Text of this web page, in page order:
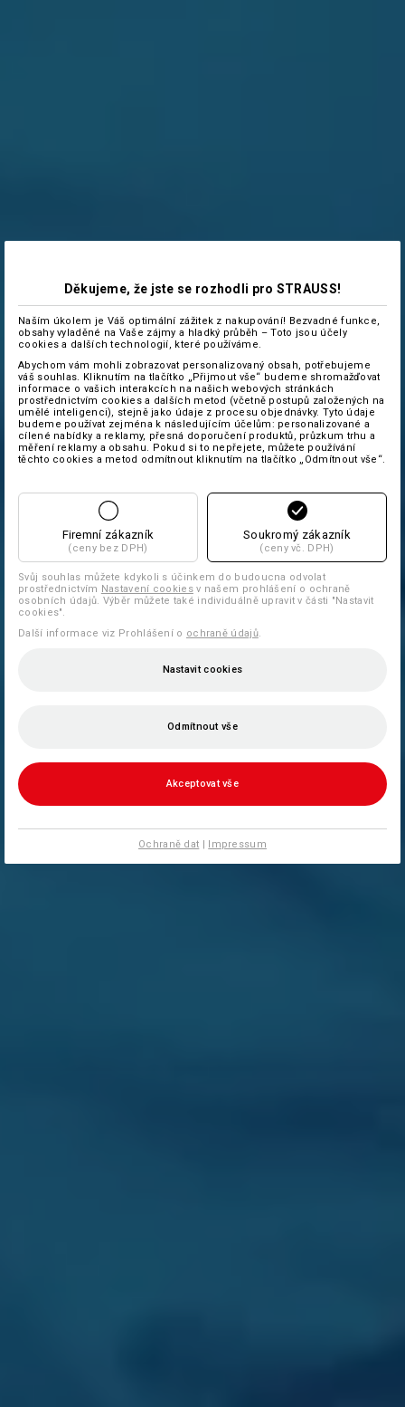
Děkujeme, že jste se rozhodli pro STRAUSS!
Naším úkolem je Váš optimální zážitek z nakupování! Bezvadné funkce,
obsahy vyladěné na Vaše zájmy a hladký průběh – Toto jsou účely
cookies a dalších technologií, které používáme.
Abychom vám mohli zobrazovat personalizovaný obsah, potřebujeme
váš souhlas. Kliknutím na tlačítko „Přijmout vše“ budeme shromažďovat
informace o vašich interakcích na našich webových stránkách
prostřednictvím cookies a dalších metod (včetně postupů založených na
umělé inteligenci), stejně jako údaje z procesu objednávky. Tyto údaje
budeme používat zejména k následujícím účelům: personalizované a
cílené nabídky a reklamy, přesná doporučení produktů, průzkum trhu a
měření reklamy a obsahu. Pokud si to nepřejete, můžete používání
těchto cookies a metod odmítnout kliknutím na tlačítko „Odmítnout vše“.
Firemní zákazník
(ceny bez DPH)
Soukromý zákazník
(ceny vč. DPH)
Svůj souhlas můžete kdykoli s účinkem do budoucna odvolat
prostřednictvím Nastavení cookiesv našem prohlášení o ochraně
osobních údajů. Výběr můžete také individuálně upravit v části "Nastavit
cookies".
Další informace viz Prohlášení o ochraně údajů.
Nastavit cookies
Odmítnout vše
Akceptovat vše
Ochraně dat | Impressum